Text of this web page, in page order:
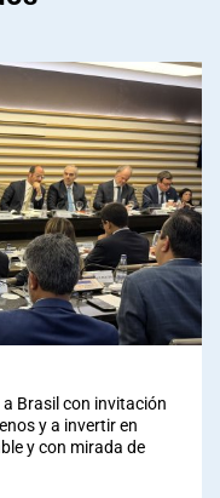
Brasil con invitación
y a invertir en
y con mirada de